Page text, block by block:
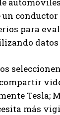
para
Tesla;
más